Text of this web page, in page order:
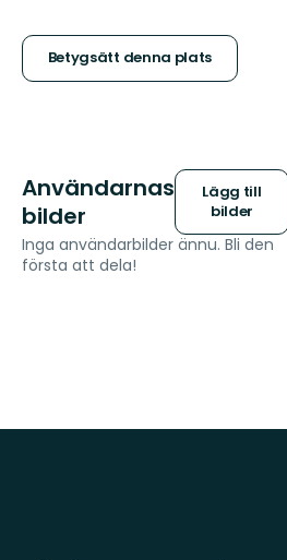
stjärnor
Betygsätt denna plats
Användarnas
bilder
Lägg till
bilder
Inga användarbilder ännu. Bli den
första att dela!